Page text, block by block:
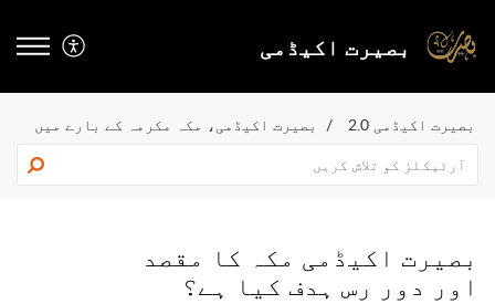
بصیرت اکیڈمی
بصیرت اکیڈمی 2.0 بصیرت اکیڈمی، مکہ مکرمہ کے بارے میں
بصیرت اکیڈمی مکہ کا مقصد
اور دور رس ہدف کیا ہے؟